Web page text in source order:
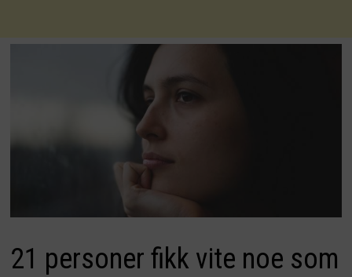
21 personer fikk vite noe som